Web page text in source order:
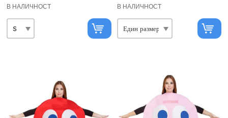
В НАЛИЧНОСТ В НАЛИЧНОСТ